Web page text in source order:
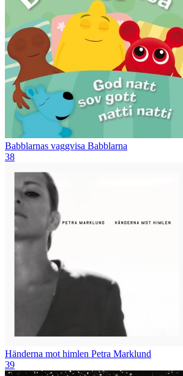
Babblarnas vaggvisa Babblarna
38
Händerna mot himlen Petra Marklund
39